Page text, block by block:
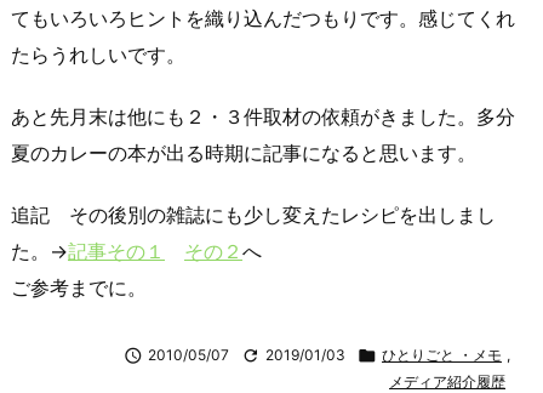
てもいろいろヒントを織り込んだつもりです。感じてくれ
たらうれしいです。
あと先月末は他にも２・３件取材の依頼がきました。多分
夏のカレーの本が出る時期に記事になると思います。
追記 その後別の雑誌にも少し変えたレシピを出しまし
た。→記事その１ その２ へ
ご参考までに。
 2010/05/07  2019/01/03  ひとりごと ・メモ ,
メディア紹介履歴